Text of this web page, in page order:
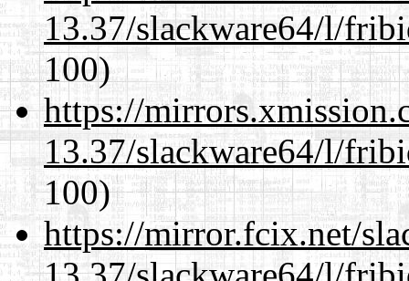
13.37/slackware64/l/
100)
https://
13.37/slackware64/l/
100)
https://mirror.fcix.net/